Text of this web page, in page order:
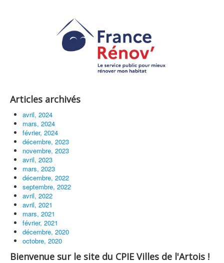
Articles archivés
avril, 2024
mars, 2024
février, 2024
décembre, 2023
novembre, 2023
avril, 2023
mars, 2023
décembre, 2022
septembre, 2022
avril, 2022
avril, 2021
mars, 2021
février, 2021
décembre, 2020
octobre, 2020
Bienvenue sur le site du CPIE Villes de l'Artois !